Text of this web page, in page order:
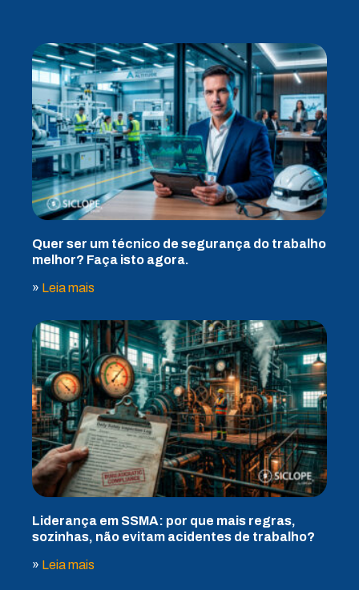
Quer ser um técnico de segurança do trabalho
melhor? Faça isto agora.
» Leia mais
Liderança em SSMA: por que mais regras,
sozinhas, não evitam acidentes de trabalho?
» Leia mais